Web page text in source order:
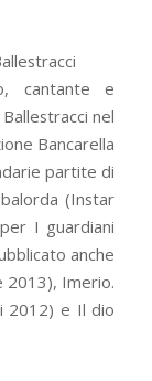
cantante e
nel
Bancarella
partite di
(Instar
I guardiani
anche
2013), Imerio.
2012) e Il dio